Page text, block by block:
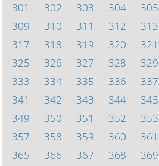
301
302 303 304 305
309
310 311 312 313
317
318 319 320 321
325
326 327 328 329
333
334 335 336 337
341
342 343 344 345
349
350 351 352 353
357
358 359 360 361
365
366 367 368 369